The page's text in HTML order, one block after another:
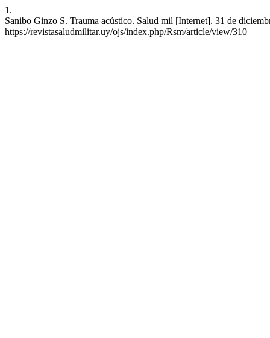
1.
Sanibo Ginzo S. Trauma acústico. Salud mil [Internet]. 31 de
https://revistasaludmilitar.uy/ojs/index.php/Rsm/article/view/310